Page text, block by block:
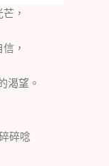
，
，
渴望。
碎唸